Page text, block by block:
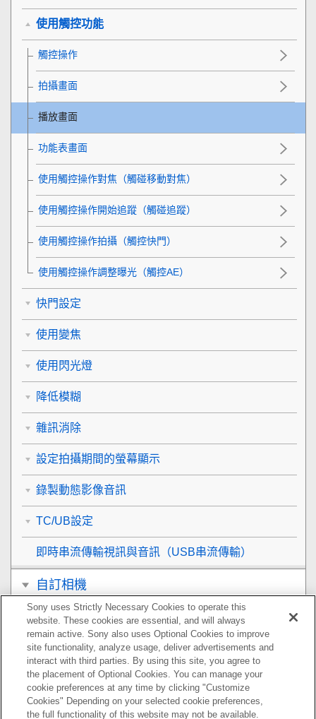
使用觸控功能
觸控操作
拍攝畫面
播放畫面
功能表畫面
使用觸控操作對焦（觸碰移動對焦）
使用觸控操作開始追蹤（觸碰追蹤）
使用觸控操作拍攝（觸控快門）
使用觸控操作調整曝光（觸控AE）
快門設定
使用變焦
使用閃光燈
降低模糊
雜訊消除
設定拍攝期間的螢幕顯示
錄製動態影像音訊
TC/UB設定
即時串流傳輸視訊與音訊（USB串流傳輸）
自訂相機
觀看
變更相機設定
智慧型手機可用的功能
使用電腦
Sony uses Strictly Necessary Cookies to operate this
website. These cookies are essential, and will always
remain active. Sony also uses Optional Cookies to improve
site functionality, analyze usage, deliver advertisements and
interact with third parties. By using this site, you agree to
the placement of Optional Cookies. You can manage your
cookie preferences at any time by clicking "Customize
Cookies" Depending on your selected cookie preferences,
the full functionality of this website may not be available.